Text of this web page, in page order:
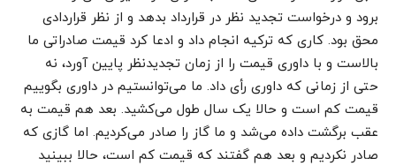
برود و درخواست تجدید نظر در قرارداد بدهد و از نظر قراردادی
محق بود. کاری که ترکیه انجام داد و ادعا کرد قیمت صادراتی ما
بالاست و با داوری قیمت را از زمان تجدیدنظر پایین آورد، نه
حتی از زمانی که داوری رأی داد. ما می‌توانستیم در داوری بگوییم
قیمت کم است و حالا یک سال طول می‌کشید. بعد هم قیمت به
عقب برگشت داده می‌شد و ما گاز را صادر می‌کردیم. اما گازی که
صادر نکردیم و بعد هم گفتند که قیمت کم است، حالا ببینید